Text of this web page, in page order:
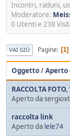
Incontri, raduni,
Moderatore:
0 Utenti e 238
VAI GIÙ Pagine 1
Oggetto/Aperto
RACCOLTA FOTO,
Aperto da
raccolta link
Aperto da lele74